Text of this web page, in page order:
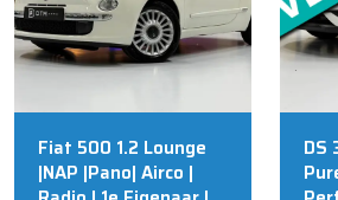
Fiat 500 1.2 Lounge
|NAP |Pano| Airco |
DS